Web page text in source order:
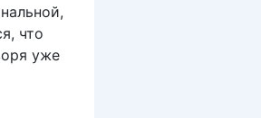
что
уже